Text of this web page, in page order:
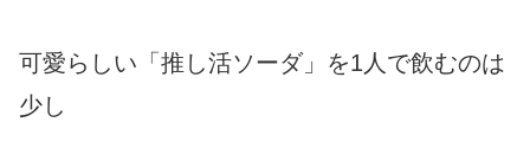
可愛らしい「推し活ソーダ」を1人で飲むのは
少し